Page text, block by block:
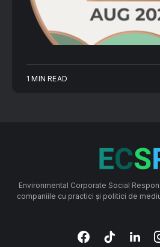
1 MIN READ
Environmental Corporate Social
companiile cu practici și politici de